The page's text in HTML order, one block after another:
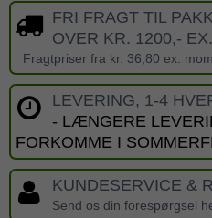
FRI FRAGT TIL
OVER KR. 1200,-
Fragtpriser fra kr. 36,80 ex.
LEVERING, 1-4
- LÆNGERE
FORKOMME I
KUNDESERVICE &
Send os din forespørgsel